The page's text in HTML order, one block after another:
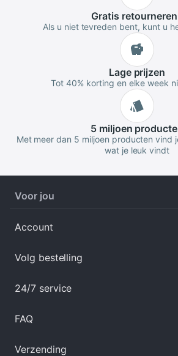
Gratis retourneren
Als u niet tevreden bent, kunt u
Lageprijzen
Tot 40% korting en elke week
5 miljoen
Met meer dan 5 miljoen producten vind
wat je leuk vindt
Voor jou
Account
Volg bestelling
24/7 service
FAQ
Verzending